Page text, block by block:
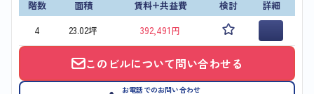
階数 面積 賃料+共益費 検討
詳細
4
23.02坪 392,491円
このビルについて問い合わせる
お電話でのお問い合わせ